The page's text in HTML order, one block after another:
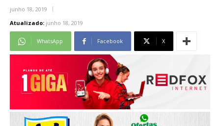
junho 18, 2019
Atualizado: junho 18, 2019
WhatsApp Facebook X